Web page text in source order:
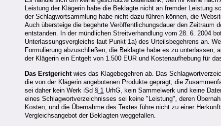
Leistung der Klägerin habe die Beklagte nicht an fremder Leistung
der Schlagwortsammlung habe nicht dazu führen können, die
Auch übersteige die begehrte Veröffentlichungsdauer den Zeitraum
entstanden. In der mündlichen Streitverhandlung vom 28. 6. 2004
Unterlassungsvergleichs laut Punkt 1a) des Urteilsbegehrens an.
Formulierung abzuschließen, die Beklagte habe es zu
der Klägerin ein Entgelt von 1.500 EUR und Kostenaufhebung für
Das Erstgericht wies das Klagebegehren ab. Das
die von der Klägerin angebotenen Produkte geprägt; die
sei daher kein Werk iSd § 1 UrhG, kein Sammelwerk und keine
eines Schlagwortverzeichnisses sei keine "Leistung", deren
Kosten, und die Übernahme des Textes führe nicht zu einer
Vergleichsangebot der Beklagten weggefallen.